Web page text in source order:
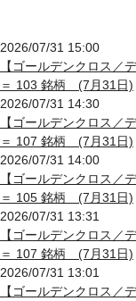
2026/07/31 15:00
【ゴールデンクロス
＝ 103 銘柄 (7月31日)
2026/07/31 14:30
【ゴールデンクロス
＝ 107 銘柄 (7月31日)
2026/07/31 14:00
【ゴールデンクロス
＝ 105 銘柄 (7月31日)
2026/07/31 13:31
【ゴールデンクロス
＝ 107 銘柄 (7月31日)
2026/07/31 13:01
【ゴールデンクロス